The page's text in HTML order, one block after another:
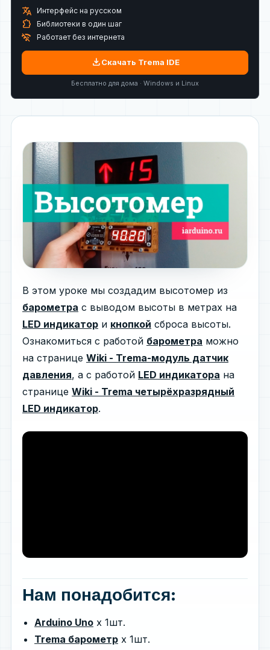
translate Интерфейс на русском
extension Библиотеки в один шаг
wifi_off Работает без интернета
downloadСкачать Trema IDE
Бесплатно для дома · Windows и Linux
В этом уроке мы создадим высотомер из
барометра с выводом высоты в метрах на
LED индикатор и кнопкой сброса высоты.
Ознакомиться с работой барометра можно
на странице Wiki - Trema-модуль датчик
давления, а с работой LED индикатора на
странице Wiki - Trema четырёхразрядный
LED индикатор.
Нам понадобится:
Arduino Uno х 1шт.
Trema барометр х 1шт.